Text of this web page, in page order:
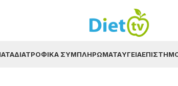
ΔΙΑΤΡΟΦΙΚΆ ΣΥΜΠΛΗΡΏΜΑΤΑΥΓΕΊΑ